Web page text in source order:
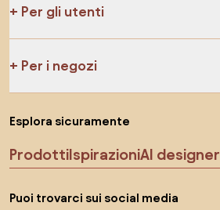
Per gli utenti
Per i negozi
Esplora sicuramente
ProdottiIspirazioniAI designer
Puoi trovarci sui social media